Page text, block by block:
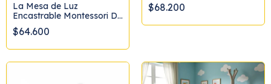
La Mesa de Luz
Encastrable Montessori De
Diseño
$64.600
$68.200